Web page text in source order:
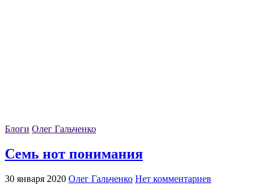
Блоги Олег Гальченко
Семь нот понимания
30 января 2020 Олег Гальченко Нет комментариев